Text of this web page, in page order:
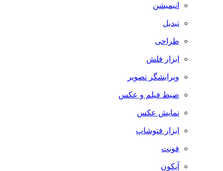
انیمیشن
تبدیل
طراحی
ابزار فلش
ویرایشگر تصویر
ضبط فيلم و عكس
نمایش عکس
ابزار فتوشاپ
فونت
آیکون